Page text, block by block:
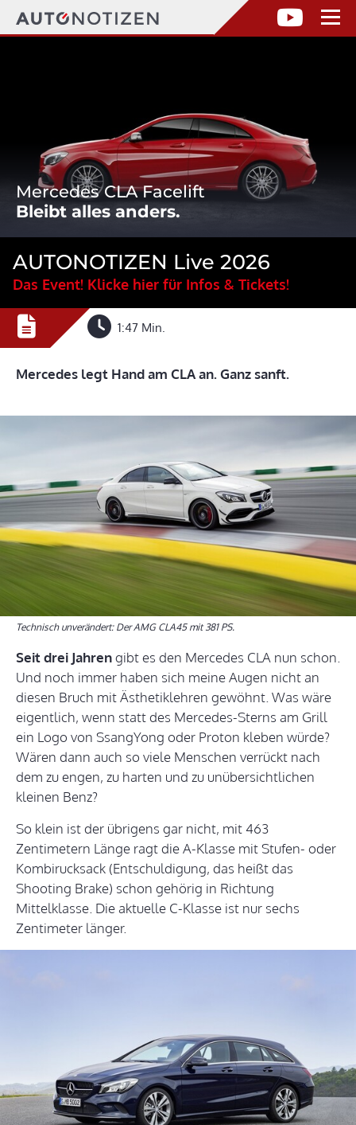
Mercedes CLA Facelift
Bleibt alles anders.
AUTONOTIZEN Live 2026
Das Event! Klicke hier für Infos & Tickets!
1:47 Min.
Mercedes legt Hand am CLA an. Ganz sanft.
Technisch unverändert: Der AMG CLA45 mit 381 PS.
Seit drei Jahrengibt es den Mercedes CLA nun schon.
Und noch immer haben sich meine Augen nicht an
diesen Bruch mit Ästhetiklehren gewöhnt. Was wäre
eigentlich, wenn statt des Mercedes-Sterns am Grill
ein Logo von SsangYong oder Proton kleben würde?
Wären dann auch so viele Menschen verrückt nach
dem zu engen, zu harten und zu unübersichtlichen
kleinen Benz?
So klein ist der übrigens gar nicht, mit 463
Zentimetern Länge ragt die A-Klasse mit Stufen- oder
Kombirucksack (Entschuldigung, das heißt das
Shooting Brake) schon gehörig in Richtung
Mittelklasse. Die aktuelle C-Klasse ist nur sechs
Zentimeter länger.